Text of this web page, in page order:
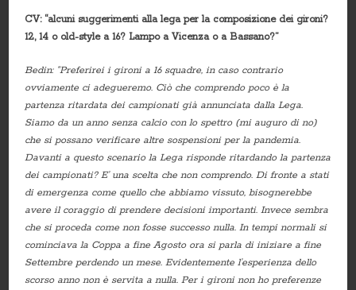
CV: “alcuni suggerimenti alla lega per la composizione dei gironi?
12, 14 o old-style a 16? Lampo a Vicenza o a Bassano?”
Bedin: “Preferirei i gironi a 16 squadre, in caso contrario
ovviamente ci adegueremo. Ciò che comprendo poco è la
partenza ritardata dei campionati già annunciata dalla Lega.
Siamo da un anno senza calcio con lo spettro (mi auguro di no)
che si possano verificare altre sospensioni per la pandemia.
Davanti a questo scenario la Lega risponde ritardando la partenza
dei campionati? E’ una scelta che non comprendo. Di fronte a stati
di emergenza come quello che abbiamo vissuto, bisognerebbe
avere il coraggio di prendere decisioni importanti. Invece sembra
che si proceda come non fosse successo nulla. In tempi normali si
cominciava la Coppa a fine Agosto ora si parla di iniziare a fine
Settembre perdendo un mese. Evidentemente l’esperienza dello
scorso anno non è servita a nulla. Per i gironi non ho preferenze